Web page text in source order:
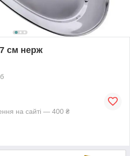
см нерж
на сайті — 400 ₴